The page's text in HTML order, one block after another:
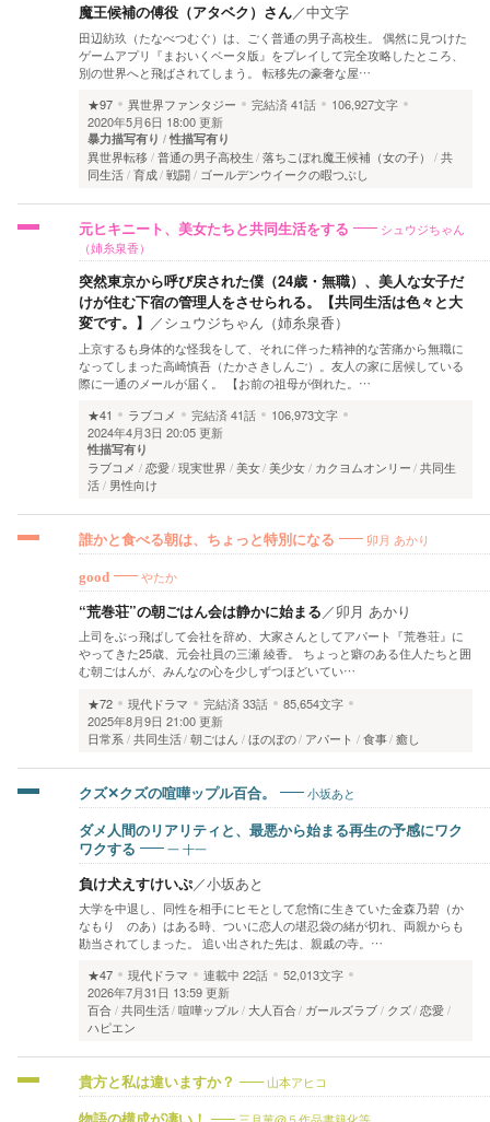
魔王候補の傅役（アタベク）さん／中文字
田辺紡玖（たなべつむぐ）は、ごく普通の男子高校生。 偶然に見つけた
ゲームアプリ『まおいくベータ版』をプレイして完全攻略したところ、
別の世界へと飛ばされてしまう。 転移先の豪奢な屋…
★97
異世界ファンタジー 完結済41話
106,927文字
2020年5月6日 18:00 更新
暴力描写有り 性描写有り
異世界転移 普通の男子高校生 落ちこぼれ魔王候補（女の子）
共
同生活 育成 戦闘 ゴールデンウイークの暇つぶし
元ヒキニート、美女たちと共同生活をする
シュウジちゃん
（姉糸泉香）
突然東京から呼び戻された僕（24歳・無職）、美人な女子だ
けが住む下宿の管理人をさせられる。【共同生活は色々と大
変です。】 ／シュウジちゃん（姉糸泉香）
上京するも身体的な怪我をして、それに伴った精神的な苦痛から無職に
なってしまった高崎慎吾（たかさきしんご）。友人の家に居候している
際に一通のメールが届く。 【お前の祖母が倒れた。…
★41
ラブコメ 完結済41話
106,973文字
2024年4月3日 20:05 更新
性描写有り
ラブコメ 恋愛 現実世界 美女 美少女 カクヨムオンリー 共同生
活
男性向け
誰かと食べる朝は、ちょっと特別になる 卯月 あかり
good やたか
“荒巻荘”の朝ごはん会は静かに始まる ／卯月 あかり
上司をぶっ飛ばして会社を辞め、大家さんとしてアパート『荒巻荘』に
やってきた25歳、元会社員の三瀬 綾香。 ちょっと癖のある住人たちと囲
む朝ごはんが、みんなの心を少しずつほどいてい…
★72
現代ドラマ 完結済33話
85,654文字
2025年8月9日 21:00 更新
日常系
共同生活 朝ごはん ほのぼの アパート 食事 癒し
クズ✕クズの喧嘩ップル百合。 小坂あと
ダメ人間のリアリティと、最悪から始まる再生の予感にワク
ワクする
一 十一
負け犬えすけいぷ／小坂あと
大学を中退し、同性を相手にヒモとして怠惰に生きていた金森乃碧（か
なもり のあ）はある時、ついに恋人の堪忍袋の緒が切れ、両親からも
勘当されてしまった。 追い出された先は、親戚の寺。…
★47
現代ドラマ 連載中 22話
52,013文字
2026年7月31日 13:59 更新
百合 共同生活 喧嘩ップル 大人百合 ガールズラブ クズ 恋愛
ハピエン
貴方と私は違いますか？ 山本アヒコ